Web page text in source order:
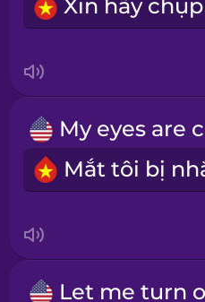
Polish
Romanian
Samoan